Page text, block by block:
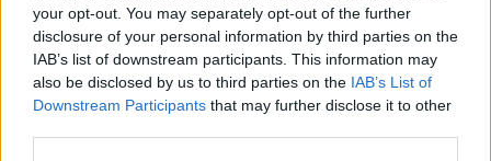
your opt-out. You may separately opt-out of the further
disclosure of your personal information by third parties on the
IAB’s list of downstream participants. This information may
also be disclosed by us to third parties on the IAB’s List of
Downstream Participants that may further disclose it to other
TheCars.gr|19/02/2026 18:00
Δοκιμάζουμε το οικογενειακό
ηλεκτρικό Omoda 5